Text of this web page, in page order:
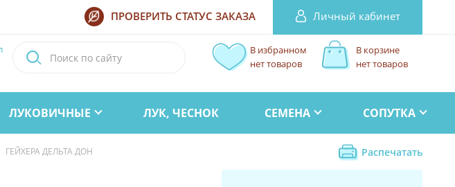
ПРОВЕРИТЬ СТАТУС ЗАКАЗА Личный кабинет
В корзине
нет товаров
В избранном
нет товаров
ЛУКОВИЧНЫЕ ЛУК, ЧЕСНОК СЕМЕНА СОПУТКА
ГЕЙХЕРА ДЕЛЬТА ДОН
Распечатать